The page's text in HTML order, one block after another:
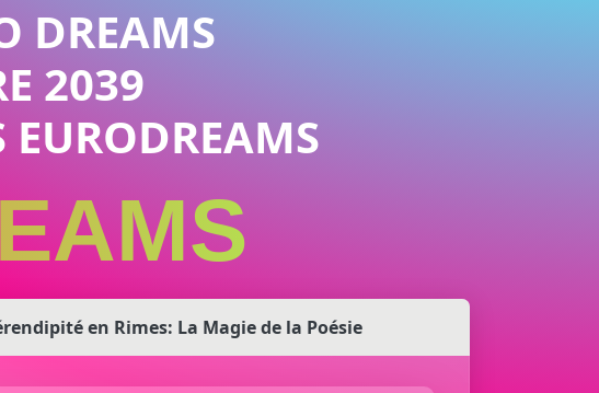
DREAMS
2039
EURODREAMS
en Rimes: La Magie de la Poésie